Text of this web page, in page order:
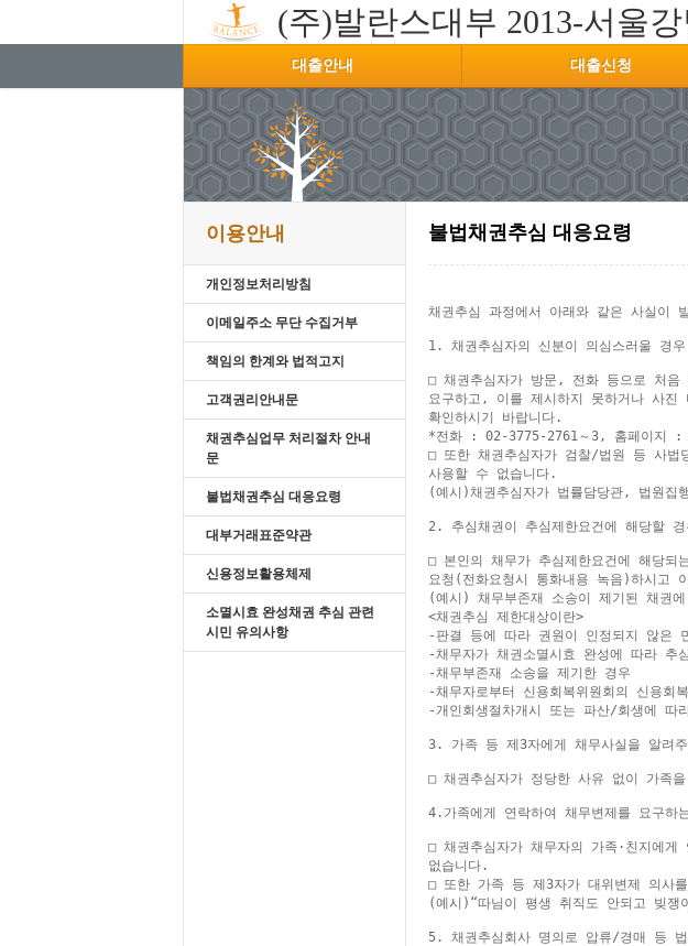
(주)발란스대부 2013-서울
대출안내 대출신청
이용안내
개인정보처리방침
이메일주소 무단 수집거부
책임의 한계와 법적고지
고객권리안내문
채권추심업무 처리절차 안내
문
불법채권추심 대응요령
대부거래표준약관
신용정보활용체제
소멸시효 완성채권 추심 관련
시민 유의사항
불법채권추심 대응요령
채권추심 과정에서 아래와 같은 사실이
1. 채권추심자의 신분이 의심스러울 경우
□ 채권추심자가 방문, 전화 등으로 처음
요구하고, 이를 제시하지 못하거나 사진
확인하시기 바랍니다.
*전화 : 02-3775-2761～3, 홈페이지
□ 또한 채권추심자가 검찰/법원 등 사법
사용할 수 없습니다.
(예시)채권추심자가 법률담당관, 법원
2. 추심채권이 추심제한요건에 해당할 경
□ 본인의 채무가 추심제한요건에 해당되
요청(전화요청시 통화내용 녹음)하시고
(예시) 채무부존재 소송이 제기된 채권
<채권추심 제한대상이란>
-판결 등에 따라 권원이 인정되지 않은
-채무자가 채권소멸시효 완성에 따라 추
-채무부존재 소송을 제기한 경우
-채무자로부터 신용회복위원회의 신용회
-개인회생절차개시 또는 파산/회생에 따
3. 가족 등 제3자에게 채무사실을 알려주
□ 채권추심자가 정당한 사유 없이 가족
4.가족에게 연락하여 채무변제를 요구하
□ 채권추심자가 채무자의 가족·친지에
없습니다.
□ 또한 가족 등 제3자가 대위변제 의사
(예시)“따님이 평생 취직도 안되고 빚쟁
5. 채권추심회사 명의로 압류/경매 등